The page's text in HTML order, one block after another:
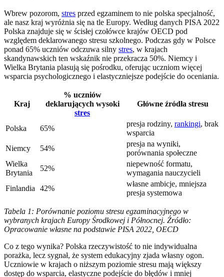
Wbrew pozorom, stres przed egzaminem to nie polska specjalność,
ale nasz kraj wyróżnia się na tle Europy. Według danych PISA 2022
Polska znajduje się w ścisłej czołówce krajów OECD pod
względem deklarowanego stresu szkolnego. Podczas gdy w Polsce
ponad 65% uczniów odczuwa silny stres, w krajach
skandynawskich ten wskaźnik nie przekracza 50%. Niemcy i
Wielka Brytania plasują się pośrodku, oferując uczniom więcej
wsparcia psychologicznego i elastyczniejsze podejście do oceniania.
Kraj
% uczniów
deklarujących wysoki
stres
Główne źródła stresu
Polska 65%
presja rodziny, rankingi, brak
wsparcia
Niemcy
54%
presja na wyniki,
porównania społeczne
Wielka
Brytania
52%
niepewność formatu,
wymagania nauczycieli
Finlandia
42%
własne ambicje, mniejsza
presja systemowa
Tabela 1: Porównanie poziomu stresu egzaminacyjnego w
wybranych krajach Europy Środkowej i Północnej. Źródło:
Opracowanie własne na podstawie PISA 2022, OECD
Co z tego wynika? Polska rzeczywistość to nie indywidualna
porażka, lecz sygnał, że system edukacyjny zjada własny ogon.
Uczniowie w krajach o niższym poziomie stresu mają większy
dostęp do wsparcia, elastyczne podejście do błędów i mniej